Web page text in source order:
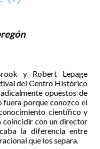
y Robert Lepage
del Centro Histórico
opuestos de
fuera porque conozco el
científico y
coincidir con un director
la diferencia entre
que los separa.